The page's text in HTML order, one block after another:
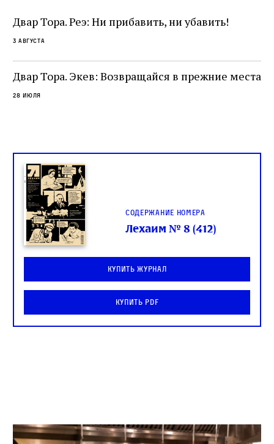
не просто покровитель переводчиков,
окружённый книгами. Перед нами человек,
одно решение которого вызвало возмущение
целой общины и стало частью многовекового
спора о том, кому принадлежит последнее
слово в переводе Библии
Двар Тора. Реэ: Ни прибавить, ни убавить!
3 августа
Двар Тора. Экев: Возвращайся в прежние места
28 июля
Содержание номера
Лехаим № 8 (412)
Купить журнал
Купить PDF